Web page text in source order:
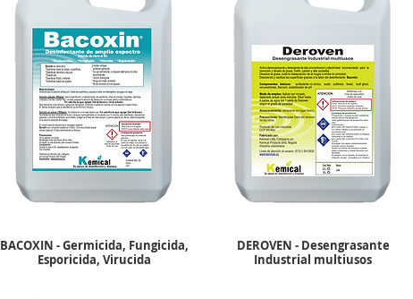
BACOXIN - Germicida, Fungicida,
Esporicida, Virucida
DEROVEN - Desengrasante
Industrial multiusos